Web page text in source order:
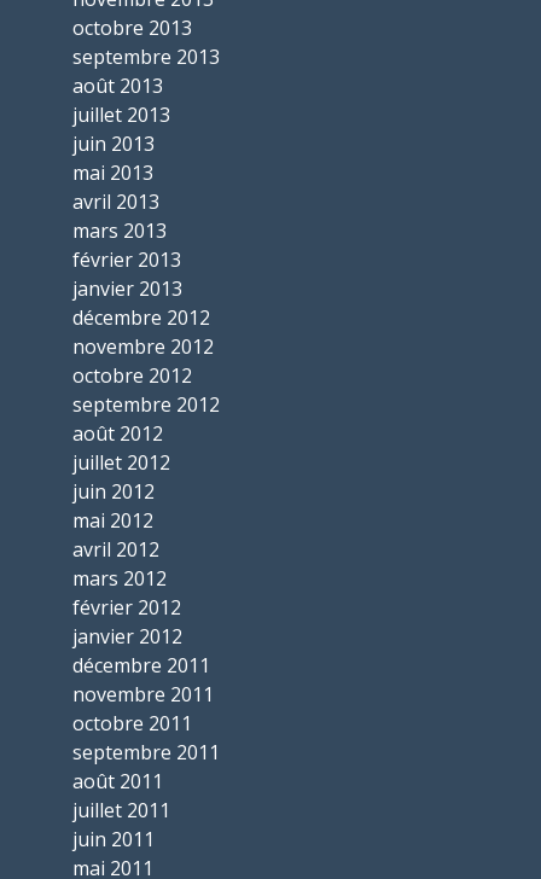
octobre 2013
septembre 2013
août 2013
juillet 2013
juin 2013
mai 2013
avril 2013
mars 2013
février 2013
janvier 2013
décembre 2012
novembre 2012
octobre 2012
septembre 2012
août 2012
juillet 2012
juin 2012
mai 2012
avril 2012
mars 2012
février 2012
janvier 2012
décembre 2011
novembre 2011
octobre 2011
septembre 2011
août 2011
juillet 2011
juin 2011
mai 2011